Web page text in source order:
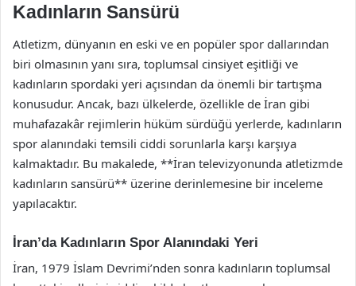
Kadınların Sansürü
Atletizm, dünyanın en eski ve en popüler spor dallarından
biri olmasının yanı sıra, toplumsal cinsiyet eşitliği ve
kadınların spordaki yeri açısından da önemli bir tartışma
konusudur. Ancak, bazı ülkelerde, özellikle de İran gibi
muhafazakâr rejimlerin hüküm sürdüğü yerlerde, kadınların
spor alanındaki temsili ciddi sorunlarla karşı karşıya
kalmaktadır. Bu makalede, **İran televizyonunda atletizmde
kadınların sansürü** üzerine derinlemesine bir inceleme
yapılacaktır.
İran’da Kadınların Spor Alanındaki Yeri
İran, 1979 İslam Devrimi’nden sonra kadınların toplumsal